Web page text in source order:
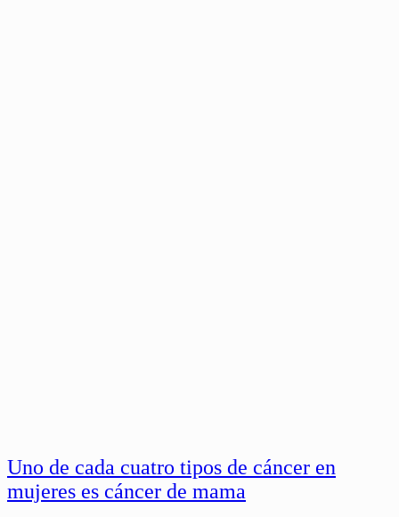
Uno de cada cuatro tipos de cáncer en
mujeres es cáncer de mama